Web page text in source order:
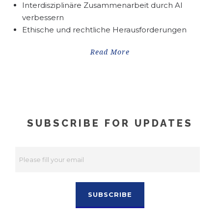
Interdisziplinäre Zusammenarbeit durch AI
verbessern
Ethische und rechtliche Herausforderungen
Read More
SUBSCRIBE FOR UPDATES